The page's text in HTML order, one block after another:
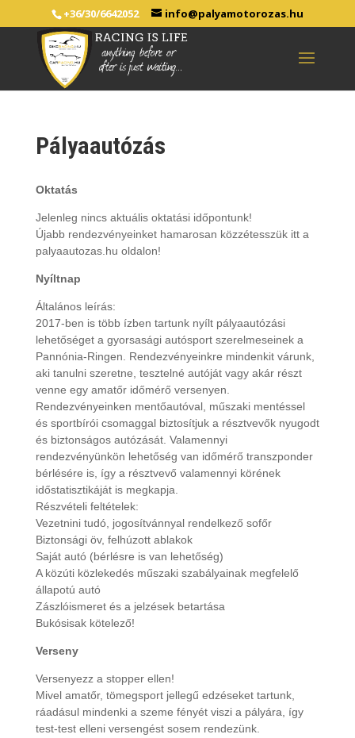
+36/30/6642052 info@palyamotorozas.hu
Pályaautózás
Oktatás
Jelenleg nincs aktuális oktatási időpontunk!
Újabb rendezvényeinket hamarosan közzétesszük itt a
palyaautozas.hu oldalon!
Nyíltnap
Általános leírás:
2017-ben is több ízben tartunk nyílt pályaautózási
lehetőséget a gyorsasági autósport szerelmeseinek a
Pannónia-Ringen. Rendezvényeinkre mindenkit várunk,
aki tanulni szeretne, tesztelné autóját vagy akár részt
venne egy amatőr időmérő versenyen.
Rendezvényeinken mentőautóval, műszaki mentéssel
és sportbírói csomaggal biztosítjuk a résztvevők nyugodt
és biztonságos autózását. Valamennyi
rendezvényünkön lehetőség van időmérő transzponder
bérlésére is, így a résztvevő valamennyi körének
időstatisztikáját is megkapja.
Részvételi feltételek:
Vezetnini tudó, jogosítvánnyal rendelkező sofőr
Biztonsági öv, felhúzott ablakok
Saját autó (bérlésre is van lehetőség)
A közúti közlekedés műszaki szabályainak megfelelő
állapotú autó
Zászlóismeret és a jelzések betartása
Bukósisak kötelező!
Verseny
Versenyezz a stopper ellen!
Mivel amatőr, tömegsport jellegű edzéseket tartunk,
ráadásul mindenki a szeme fényét viszi a pályára, így
test-test elleni versengést sosem rendezünk.